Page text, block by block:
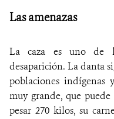
Las amenazas
La caza es uno de
desaparición. La danta
poblaciones
muy grande, que
pesar 270 kilos, su